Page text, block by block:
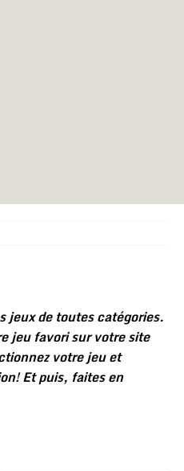
jeux de toutes catégories.
jeu favori sur votre site
votre jeu et
Et puis, faites en